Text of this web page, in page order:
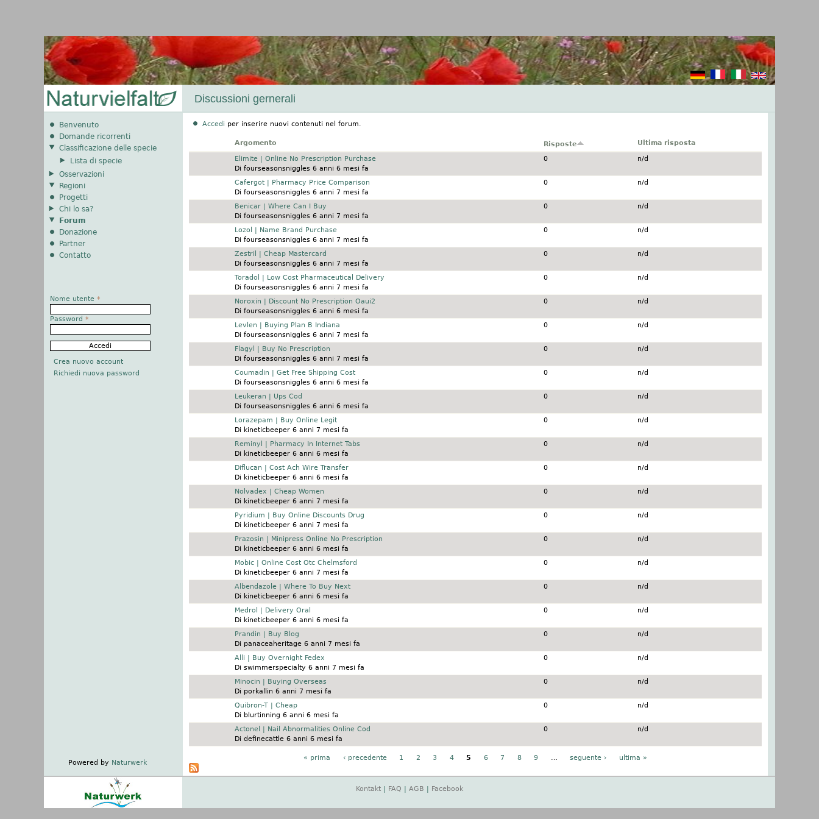
Discussioni gernerali
Accedi per inserire nuovi contenuti nel forum.
Argomento Risposte
Ultima risposta
Discussione normaleElimite | Online No Prescription Purchase
Di fourseasonsniggles6 anni 6 mesi fa
0 n/d
Discussione normaleCafergot | Pharmacy Price Comparison
Di fourseasonsniggles6 anni 7 mesi fa
0 n/d
Discussione normaleBenicar | Where Can I Buy
Di fourseasonsniggles6 anni 7 mesi fa
0 n/d
Discussione normaleLozol | Name Brand Purchase
Di fourseasonsniggles6 anni 7 mesi fa
0 n/d
Discussione normaleZestril | Cheap Mastercard
Di fourseasonsniggles6 anni 7 mesi fa
0 n/d
Discussione normaleToradol | Low Cost Pharmaceutical Delivery
Di fourseasonsniggles6 anni 7 mesi fa
0 n/d
Discussione normaleNoroxin | Discount No Prescription Oaui2
Di fourseasonsniggles6 anni 6 mesi fa
0 n/d
Discussione normaleLevlen | Buying Plan B Indiana
Di fourseasonsniggles6 anni 7 mesi fa
0 n/d
Discussione normaleFlagyl | Buy No Prescription
Di fourseasonsniggles6 anni 7 mesi fa
0 n/d
Discussione normaleCoumadin | Get Free Shipping Cost
Di fourseasonsniggles6 anni 6 mesi fa
0 n/d
Discussione normaleLeukeran | Ups Cod
Di fourseasonsniggles6 anni 6 mesi fa
0 n/d
Discussione normaleLorazepam | Buy Online Legit
Di kineticbeeper6 anni 7 mesi fa
0 n/d
Discussione normaleReminyl | Pharmacy In Internet Tabs
Di kineticbeeper6 anni 6 mesi fa
0 n/d
Discussione normaleDiflucan | Cost Ach Wire Transfer
Di kineticbeeper6 anni 6 mesi fa
0 n/d
Discussione normaleNolvadex | Cheap Women
Di kineticbeeper6 anni 7 mesi fa
0 n/d
Discussione normalePyridium | Buy Online Discounts Drug
Di kineticbeeper6 anni 7 mesi fa
0 n/d
Discussione normalePrazosin | Minipress Online No Prescription
Di kineticbeeper6 anni 6 mesi fa
0 n/d
Discussione normaleMobic | Online Cost Otc Chelmsford
Di kineticbeeper6 anni 7 mesi fa
0 n/d
Discussione normaleAlbendazole | Where To Buy Next
Di kineticbeeper6 anni 6 mesi fa
0 n/d
Discussione normaleMedrol | Delivery Oral
Di kineticbeeper6 anni 6 mesi fa
0 n/d
Discussione normalePrandin | Buy Blog
Di panaceaheritage6 anni 7 mesi fa
0 n/d
Discussione normaleAlli | Buy Overnight Fedex
Di swimmerspecialty 6 anni 7 mesi fa
0 n/d
Discussione normaleMinocin | Buying Overseas
Di porkallin 6 anni 7 mesi fa
0 n/d
Discussione normaleQuibron-T | Cheap
Di blurtinning 6 anni 6 mesi fa
0 n/d
Discussione normaleActonel | Nail Abnormalities Online Cod
Di definecattle6 anni 6 mesi fa
0 n/d
« prima ‹ precedente 1 2 3 4 5 6 7 8 9 … seguente › ultima »
Benvenuto
Domande ricorrenti
Classificazione delle specie
Lista di specie
Osservazioni
Regioni
Progetti
Chi lo sa?
Forum
Donazione
Partner
Contatto
Nome utente *
Password *
Crea nuovo account
Richiedi nuova password
Powered by Naturwerk
Kontakt FAQ AGB Facebook